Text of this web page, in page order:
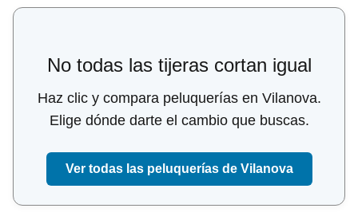
No todas las tijeras cortan igual
Haz clic y compara peluquerías en Vilanova.
Elige dónde darte el cambio que buscas.
Ver todas las peluquerías de Vilanova